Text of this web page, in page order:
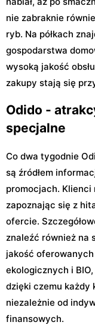
nie zabraknie
ryb. Na półkach
gospodarstwa
wysoką jakość
zakupy stają się
Odido -
specjalne
Co dwa tygodnie
są źródłem
promocjach.
zapoznając się z
ofercie.
znaleźć również na
jakość
ekologicznych i
dzięki czemu każdy
niezależnie od
finansowych.